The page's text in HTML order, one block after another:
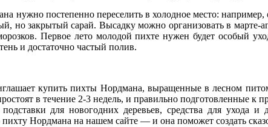
нужно постепенно переселить в холодное место: например,
но закрытый сарай. Высадку можно организовать в марте-
Первое лето молодой пихте нужен будет особый
и достаточно частый полив.
купить пихты Нордмана, выращенные в лесном
в течение 2-3 недель, и правильно подготовленные к
для новогодних деревьев, средства для ухода
Нордмана на нашем сайте — и она поможет создать